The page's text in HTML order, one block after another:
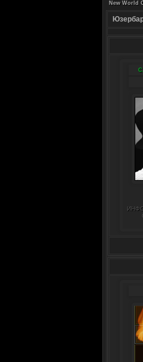
New World